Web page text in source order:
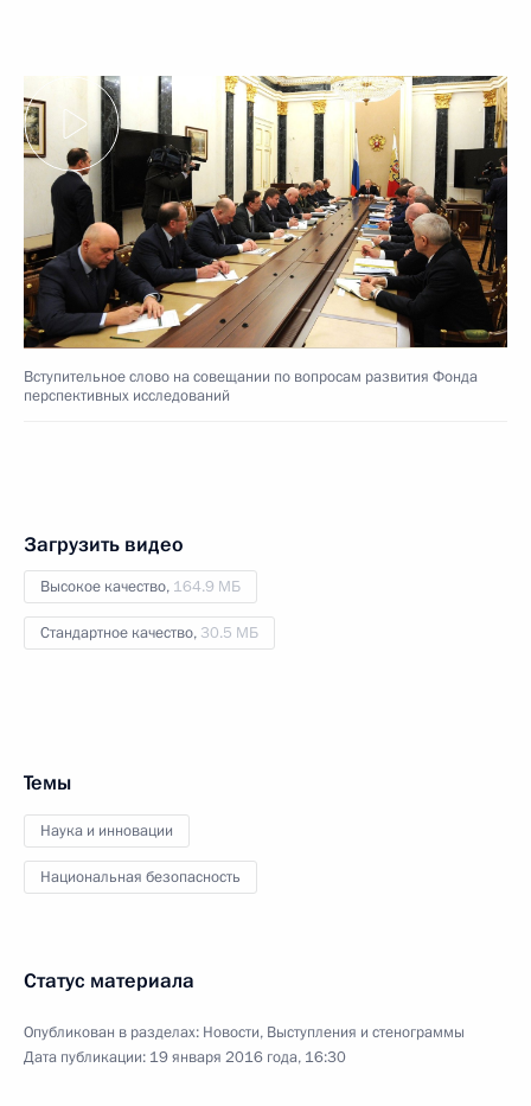
Вступительное слово на совещании по вопросам развития Фонда
перспективных исследований
Загрузить видео
Высокое качество, 164.9 МБ
Стандартное качество, 30.5 МБ
Темы
Наука и инновации
Национальная безопасность
Статус материала
Опубликован в разделах: Новости, Выступления и стенограммы
Дата публикации: 19 января 2016 года, 16:30